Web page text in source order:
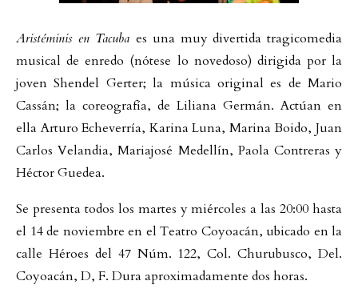
Aristéminis en Tacubaes una muy divertida tragicomedia
musical de enredo (nótese lo novedoso) dirigida por la
joven Shendel Gerter; la música original es de Mario
Cassán; la coreografía, de Liliana Germán. Actúan en
ella Arturo Echeverría, Karina Luna, Marina Boido, Juan
Carlos Velandia, Mariajosé Medellín, Paola Contreras y
Héctor Guedea.
Se presenta todos los martes y miércoles a las 20:00 hasta
el 14 de noviembre en el Teatro Coyoacán, ubicado en la
calle Héroes del 47 Núm. 122, Col. Churubusco, Del.
Coyoacán, D, F. Dura aproximadamente dos horas.